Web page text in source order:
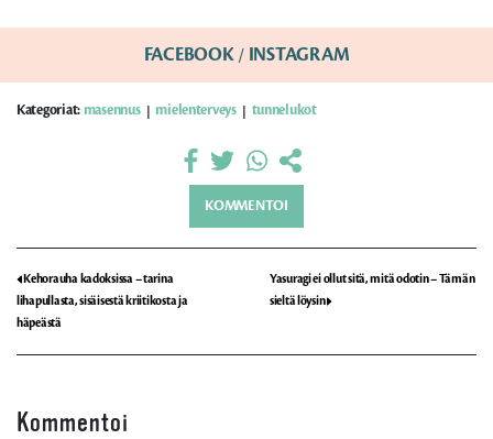
FACEBOOK/ INSTAGRAM
Kategoriat:masennus | mielenterveys | tunnelukot
KOMMENTOI
Kehorauha kadoksissa – tarina
lihapullasta, sisäisestä kriitikosta ja
häpeästä
Yasuragi ei ollut sitä, mitä odotin – Tämän
sieltä löysin
Kommentoi